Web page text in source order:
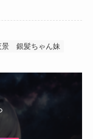
景 銀髪ちゃん妹